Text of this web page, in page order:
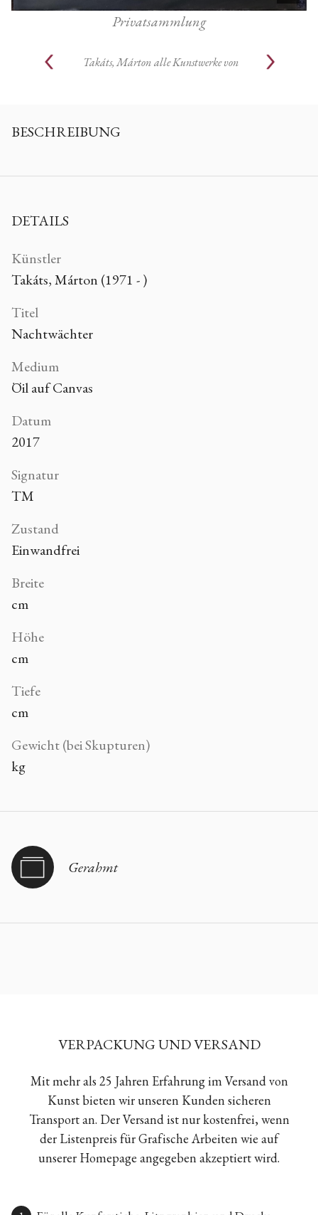
Privatsammlung
Takáts, Márton alle Kunstwerke von
BESCHREIBUNG
DETAILS
Künstler
Takáts, Márton (1971 - )
Titel
Nachtwächter
Medium
Öil auf Canvas
Datum
2017
Signatur
TM
Zustand
Einwandfrei
Breite
cm
Höhe
cm
Tiefe
cm
Gewicht (bei Skupturen)
kg
Gerahmt
VERPACKUNG UND VERSAND
Mit mehr als 25 Jahren Erfahrung im Versand von
Kunst bieten wir unseren Kunden sicheren
Transport an. Der Versand ist nur kostenfrei, wenn
der Listenpreis für Grafische Arbeiten wie auf
unserer Homepage angegeben akzeptiert wird.